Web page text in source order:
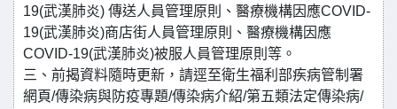
19(武漢肺炎) 傳送人員管理原則、醫療機構因應COVID-
19(武漢肺炎)商店街人員管理原則、醫療機構因應
COVID-19(武漢肺炎)被服人員管理原則等。
三、前揭資料隨時更新，請逕至衛生福利部疾病管制署
網頁/傳染病與防疫專題/傳染病介紹/第五類法定傳染病/